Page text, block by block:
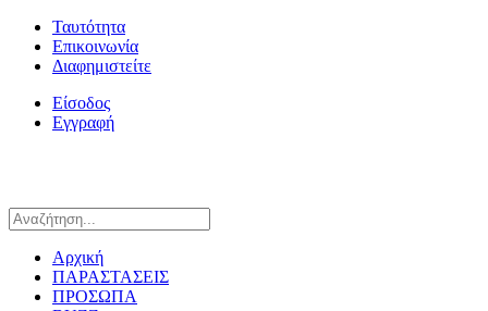
Ταυτότητα
Επικοινωνία
Διαφημιστείτε
Είσοδος
Εγγραφή
Αρχική
ΠΑΡΑΣΤΑΣΕΙΣ
ΠΡΟΣΩΠΑ